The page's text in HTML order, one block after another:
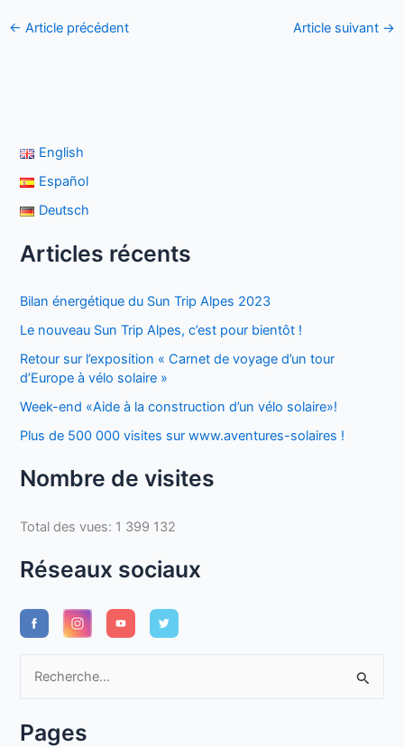
← Article précédent Article suivant →
English
Español
Deutsch
Articles récents
Bilan énergétique du Sun Trip Alpes 2023
Le nouveau Sun Trip Alpes, c’est pour bientôt !
Retour sur l’exposition « Carnet de voyage d’un tour
d’Europe à vélo solaire »
Week-end «Aide à la construction d’un vélo solaire»!
Plus de 500 000 visites sur www.aventures-solaires !
Nombre de visites
Total des vues: 1 399 132
Réseaux sociaux
Pages